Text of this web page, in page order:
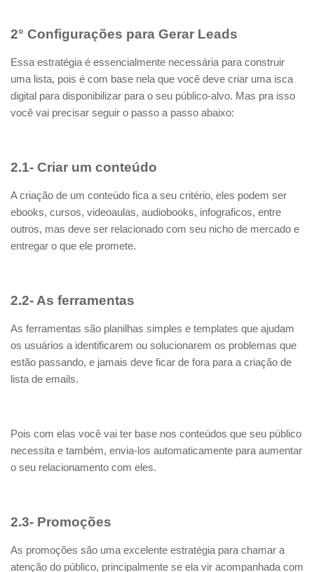
2° Configurações para Gerar Leads
Essa estratégia é essencialmente necessária para construir
uma lista, pois é com base nela que você deve criar uma isca
digital para disponibilizar para o seu público-alvo. Mas pra isso
você vai precisar seguir o passo a passo abaixo:
2.1- Criar um conteúdo
A criação de um conteúdo fica a seu critério, eles podem ser
ebooks, cursos, videoaulas, audiobooks, infograficos, entre
outros, mas deve ser relacionado com seu nicho de mercado e
entregar o que ele promete.
2.2- As ferramentas
As ferramentas são planilhas simples e templates que ajudam
os usuários a identificarem ou solucionarem os problemas que
estão passando, e jamais deve ficar de fora para a criação de
lista de emails.
Pois com elas você vai ter base nos conteúdos que seu público
necessita e também, envia-los automaticamente para aumentar
o seu relacionamento com eles.
2.3- Promoções
As promoções são uma excelente estratégia para chamar a
atenção do público, principalmente se ela vir acompanhada com